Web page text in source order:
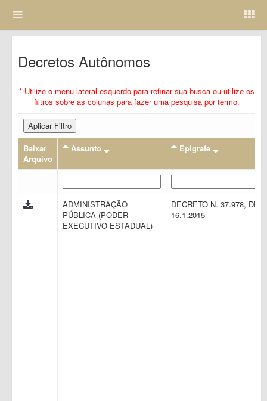
Decretos Autônomos
* Utilize o menu lateral esquerdo para refinar sua busca ou utilize os
filtros sobre as colunas para fazer uma pesquisa por termo.
Aplicar Filtro
Baixar
Arquivo
Assunto Epigrafe
ADMINISTRAÇÃO
PÚBLICA (PODER
EXECUTIVO ESTADUAL)
DECRETO N. 37.978, DE
16.1.2015